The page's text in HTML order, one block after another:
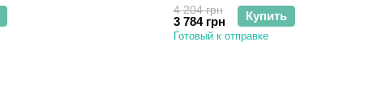
4 204 грн
3 784 грн Купить
Готовый к отправке